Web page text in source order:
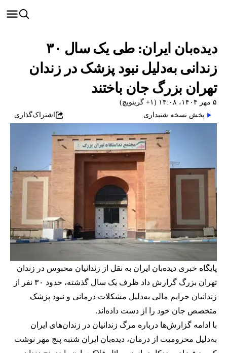
دیده‌بان ایران: طی یک‌ سال ۳۰
زندانی به‌دلیل نبود پزشک در زندان
تهران بزرگ جان باختند
۵ مهر ۱۴۰۴، ۱۴:۰۸ (‎+۱ گرینویچ)
پخش نسخه شنیداری
اشتراک‌گذاری
پایگاه خبری دیده‌بان ایران به نقل از زندانیان محبوس در زندان
تهران بزرگ گزارش داد ظرف یک‌ سال گذشته، حدود ۳۰ نفر از
زندانیان جرایم مالی به‌دلیل مشکلات درمانی و نبود پزشک
متخصص جان خود را از دست داده‌اند.
با ادامه گزارش‌ها درباره مرگ زندانیان در زندان‌های ایران
به‌دلیل محرومیت از درمان، دیده‌بان ایران شنبه پنج مهر نوشت